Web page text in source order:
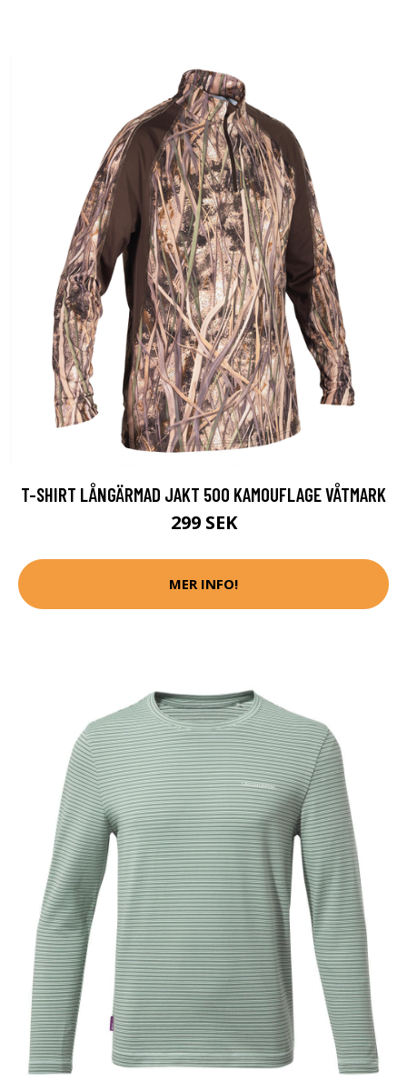
T-SHIRT LÅNGÄRMAD JAKT 500 KAMOUFLAGE VÅTMARK
299 SEK
MER INFO!